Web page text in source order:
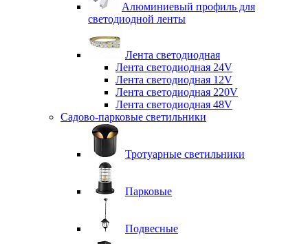
Алюминиевый профиль для
светодиодной ленты
Лента светодиодная
Лента светодиодная 24V
Лента светодиодная 12V
Лента светодиодная 220V
Лента светодиодная 48V
Садово-парковые светильники
Тротуарные светильники
Парковые
Подвесные